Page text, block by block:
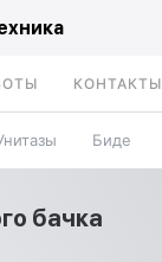
КОНТАКТЫ
Биде
бачка